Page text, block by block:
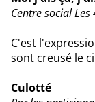
Centre social
C'est
sont creusé le
Culotté